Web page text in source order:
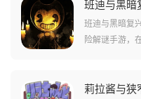
班迪与黑暗
班迪与黑暗复
险解谜手游，
直接对故事剧
莉拉酱与狭